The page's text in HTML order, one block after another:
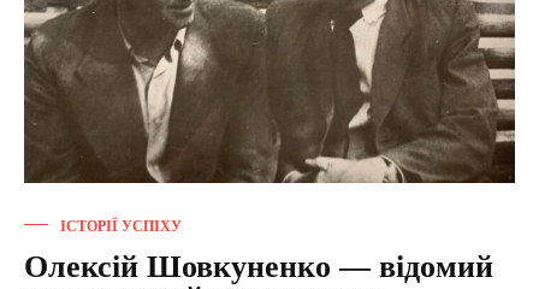
ІСТОРІЇ УСПІХУ
Олексій Шовкуненко — відомий